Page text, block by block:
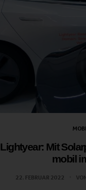
Lightyear: Mit
mobil
22. FEBRUAR 2022